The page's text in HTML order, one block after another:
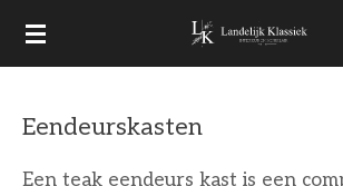
Ga
direct
de
Eendeurskasten
Een teak eendeurs kast is een